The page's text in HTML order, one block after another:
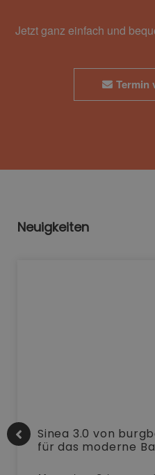
Jetzt ganz einfach und
Termin
Neuigkeiten
Sinea 3.0 von
für das moderne